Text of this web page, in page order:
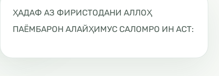
ҲАДАФ АЗ ФИРИСТОДАНИ АЛЛОҲ
ПАЁМБАРОН АЛАЙҲИМУС САЛОМРО ИН АСТ: